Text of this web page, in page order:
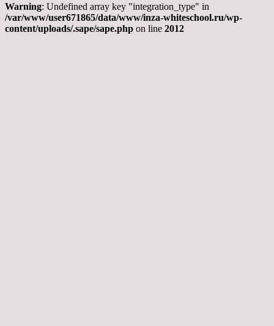
Warning: Undefined array key "integration_type" in
/var/www/user671865/data/www/inza-whiteschool.ru/wp-
content/uploads/.sape/sape.php on line 2012